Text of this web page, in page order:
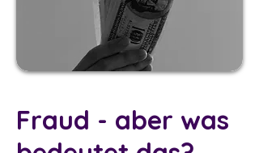
Fraud - aber was